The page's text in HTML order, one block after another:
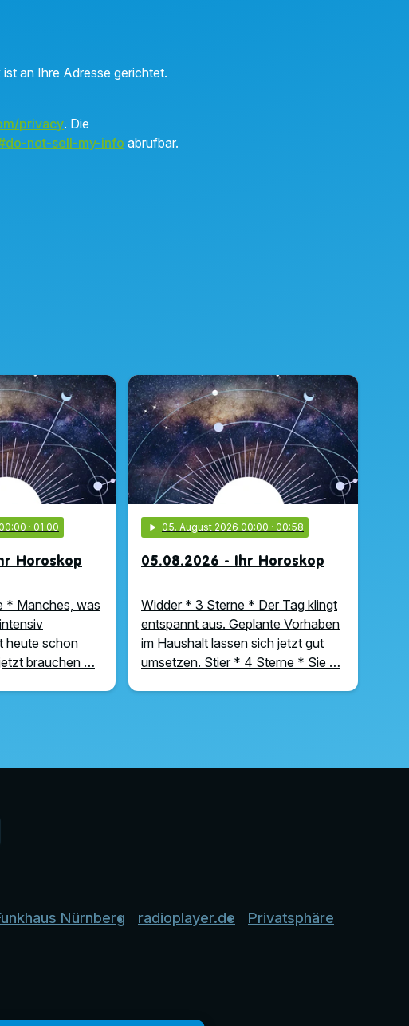
an Ihre Adresse gerichtet.
privacy. Die
not-sell-my-info abrufbar.
· 01:00
Horoskop
* Manches, was
heute schon
brauchen …
play_arrow 05. August 2026 00:00 · 00:58
05.08.2026 - Ihr Horoskop
Widder * 3 Sterne * Der Tag klingt
entspannt aus. Geplante Vorhaben
im Haushalt lassen sich jetzt gut
umsetzen. Stier * 4 Sterne * Sie …
Nürnberg radioplayer.de
Privatsphäre